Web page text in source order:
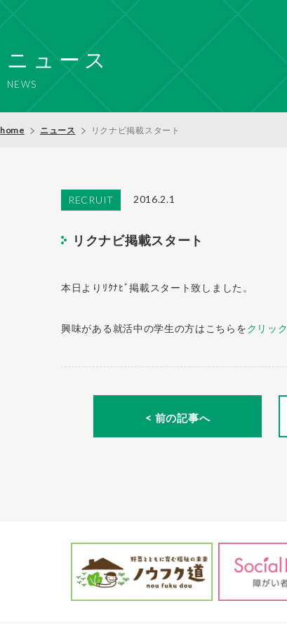
ニュース
NEWS
home ニュース リクナビ掲載スタート
RECRUIT 2016.2.1
リクナビ掲載スタート
本日よりﾘｸﾅﾋﾞ掲載スタート致しました。
興味がある就活中の学生の方はこちらをクリック
< 前の記事へ